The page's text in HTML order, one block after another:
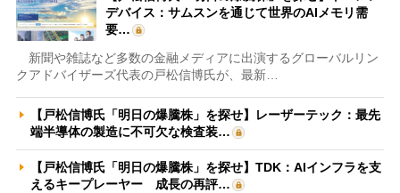
デバイス：サムスンを通じて世界のAIメモリ需
要…
新聞や雑誌など多数の金融メディアに出演するグローバルリン
クアドバイザーズ代表の戸松信博氏が、最新…
【戸松信博氏「明日の爆騰株」を探せ】レーザーテック：最先
端半導体の製造に不可欠な検査装…
【戸松信博氏「明日の爆騰株」を探せ】TDK：AIインフラを支
えるキープレーヤー 成長の再評…